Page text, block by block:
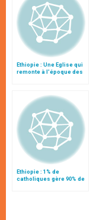
Ethiopie : Une Eglise qui
remonte à l'époque des
Ethiopie : 1% de
catholiques gère 90% de